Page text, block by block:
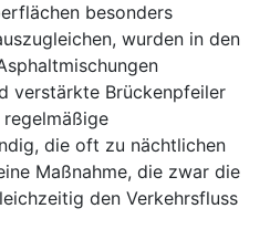
besonders
wurden in den
verstärkte Brückenpfeiler
die oft zu nächtlichen
Maßnahme, die zwar die
den Verkehrsfluss